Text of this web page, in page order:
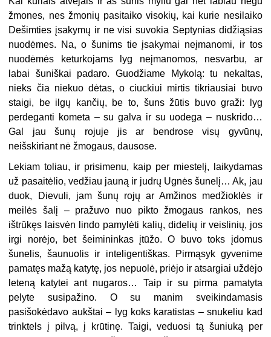
žmones, nes žmonių pasitaiko visokių, kai kurie nesilaiko
Dešimties įsakymų ir ne visi suvokia Septynias didžiąsias
nuodėmes. Na, o šunims tie įsakymai neįmanomi, ir tos
nuodėmės keturkojams lyg neįmanomos, nesvarbu, ar
labai šuniškai padaro. Guodžiame Mykolą: tu nekaltas,
nieks čia niekuo dėtas, o ciuckiui mirtis tikriausiai buvo
staigi, be ilgų kančių, be to, šuns žūtis buvo graži: lyg
perdeganti kometa – su galva ir su uodega – nuskrido…
Gal jau šunų rojuje jis ar bendrose visų gyvūnų,
neišskiriant nė žmogaus, dausose.
Lekiam toliau, ir prisimenu, kaip per miestelį, laikydamas
už pasaitėlio, vedžiau jauną ir judrų Ugnės šunelį… Ak, jau
duok, Dievuli, jam šunų rojų ar Amžinos medžioklės ir
meilės šalį – pražuvo nuo pikto žmogaus rankos, nes
ištrūkęs laisvėn lindo pamylėti kalių, didelių ir veislinių, jos
irgi norėjo, bet šeimininkas įtūžo. O buvo toks įdomus
šunelis, šaunuolis ir inteligentiškas. Pirmąsyk gyvenime
pamatęs mažą katytę, jos nepuolė, priėjo ir atsargiai uždėjo
leteną katytei ant nugaros… Taip ir su pirma pamatyta
pelyte susipažino. O su manim sveikindamasis
pasišokėdavo aukštai – lyg koks karatistas – snukeliu kad
trinktels į pilvą, į krūtinę. Taigi, veduosi tą šuniuką per